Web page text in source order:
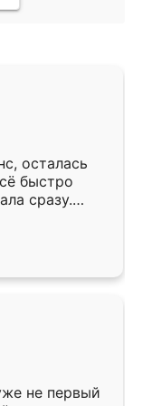
осталась
быстро
сразу.
подошёл к
Собрали
даже
не первый